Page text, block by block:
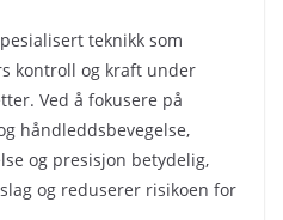
teknikk som
kontroll og kraft under
Ved å fokusere på
håndleddsbevegelse,
og presisjon betydelig,
og reduserer risikoen for